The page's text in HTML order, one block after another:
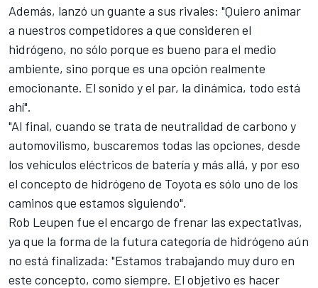
Además, lanzó un guante a sus rivales: "Quiero animar
a nuestros competidores a que consideren el
hidrógeno, no sólo porque es bueno para el medio
ambiente, sino porque es una opción realmente
emocionante. El sonido y el par, la dinámica, todo está
ahí".
"Al final, cuando se trata de neutralidad de carbono y
automovilismo, buscaremos todas las opciones, desde
los vehículos eléctricos de batería y más allá, y por eso
el concepto de hidrógeno de Toyota es sólo uno de los
caminos que estamos siguiendo".
Rob Leupen fue el encargo de frenar las expectativas,
ya que la forma de la futura categoría de hidrógeno aún
no está finalizada: "Estamos trabajando muy duro en
este concepto, como siempre. El objetivo es hacer